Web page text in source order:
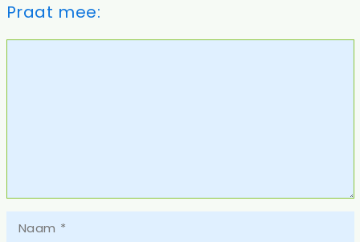
Praat mee: